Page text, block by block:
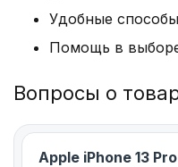
Удобные
Помощь в
Вопросы о
Apple iPhone 13